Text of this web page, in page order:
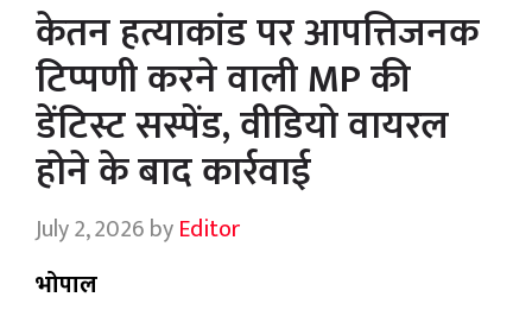
केतन हत्याकांड पर आपत्तिजनक
टिप्पणी करने वाली MP की
डेंटिस्ट सस्पेंड, वीडियो वायरल
होने के बाद कार्रवाई
July 2, 2026byEditor
भोपाल